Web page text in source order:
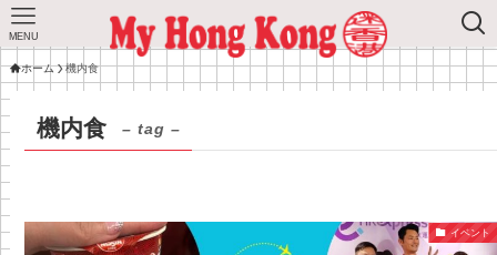
MENU
ホーム 機内食
機内食 – tag –
イベント